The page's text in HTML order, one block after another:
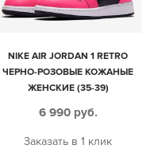
NIKE AIR JORDAN 1 RETRO
ЧЕРНО-РОЗОВЫЕ КОЖАНЫЕ
ЖЕНСКИЕ (35-39)
6 990 руб.
Заказать в 1 клик